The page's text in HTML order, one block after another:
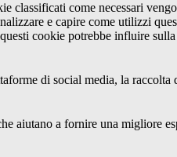
come necessari
e capire come utilizzi
cookie potrebbe influire
di social media, la
aiutano a fornire una migliore